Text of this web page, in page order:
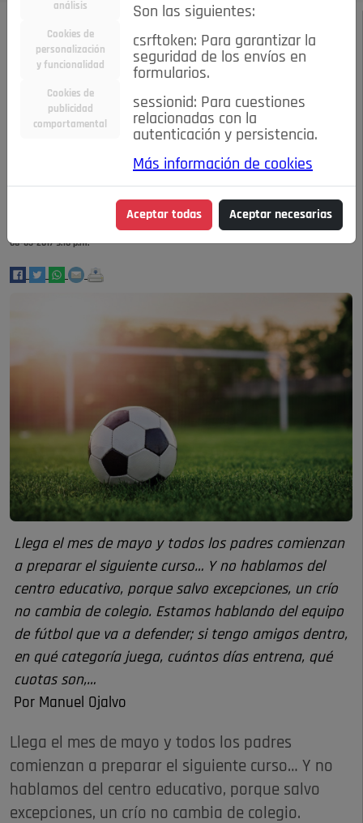
MAYO 2017 / DEPORTES
Formadores o
Entrenadores los
valores en el mundo
del fútbol
08-05-2017 9:16 p.m.
Llega el mes de mayo y todos los padres comienzan
a preparar el siguiente curso… Y no hablamos del
centro educativo, porque salvo excepciones, un crío
no cambia de colegio. Estamos hablando del equipo
de fútbol que va a defender; si tengo amigos dentro,
en qué categoría juega, cuántos días entrena, qué
cuotas son,…
Por Manuel Ojalvo
Llega el mes de mayo y todos los padres
comienzan a preparar el siguiente curso… Y no
hablamos del centro educativo, porque salvo
excepciones, un crío no cambia de colegio.
análisis
Cookies de
personalización
y funcionalidad
Cookies de
publicidad
comportamental
Son las siguientes:
csrftoken: Para garantizar la
seguridad de los envíos en
formularios.
sessionid: Para cuestiones
relacionadas con la
autenticación y persistencia.
Más información de cookies
Aceptar todas Aceptar necesarias